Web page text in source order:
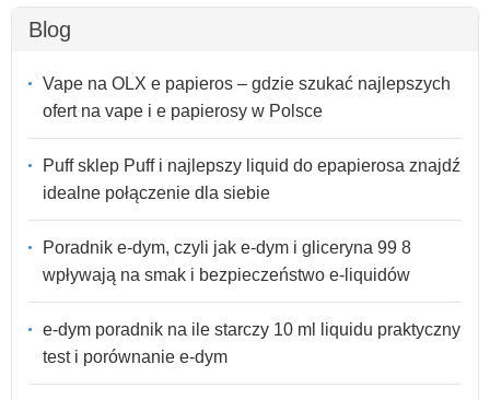
Blog
Vape na OLX e papieros – gdzie szukać najlepszych
ofert na vape i e papierosy w Polsce
Puff sklep Puff i najlepszy liquid do epapierosa znajdź
idealne połączenie dla siebie
Poradnik e-dym, czyli jak e-dym i gliceryna 99 8
wpływają na smak i bezpieczeństwo e-liquidów
e-dym poradnik na ile starczy 10 ml liquidu praktyczny
test i porównanie e-dym